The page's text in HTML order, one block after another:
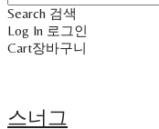
Search 검색
Log In 로그인
Cart장바구니
스너그